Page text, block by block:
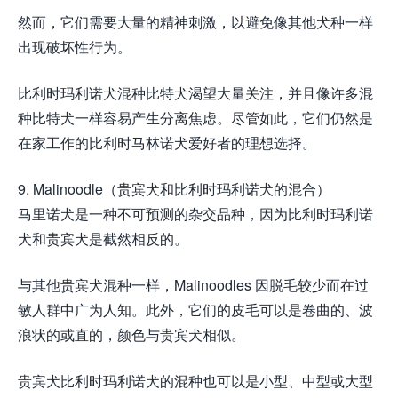
然而，它们需要大量的精神刺激，以避免像其他犬种一样
出现破坏性行为。
比利时玛利诺犬混种比特犬渴望大量关注，并且像许多混
种比特犬一样容易产生分离焦虑。尽管如此，它们仍然是
在家工作的比利时马林诺犬爱好者的理想选择。
9. Malinoodle（贵宾犬和比利时玛利诺犬的混合）
马里诺犬是一种不可预测的杂交品种，因为比利时玛利诺
犬和贵宾犬是截然相反的。
与其他贵宾犬混种一样，Malinoodles 因脱毛较少而在过
敏人群中广为人知。此外，它们的皮毛可以是卷曲的、波
浪状的或直的，颜色与贵宾犬相似。
贵宾犬比利时玛利诺犬的混种也可以是小型、中型或大型